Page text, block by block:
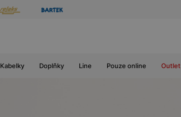
Kabelky Doplňky Line Pouze online Outlet